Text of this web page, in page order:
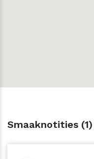
Smaaknotities (1)